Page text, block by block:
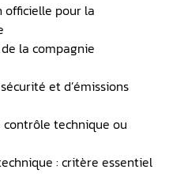
officielle pour la
la compagnie
et d’émissions
contrôle technique ou
: critère essentiel